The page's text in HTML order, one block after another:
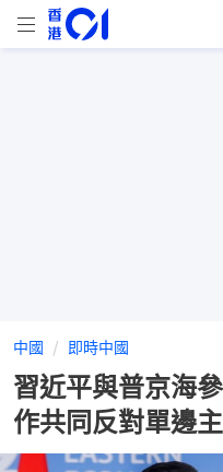
中國 即時中國
習近平與普京海
作共同反對單邊